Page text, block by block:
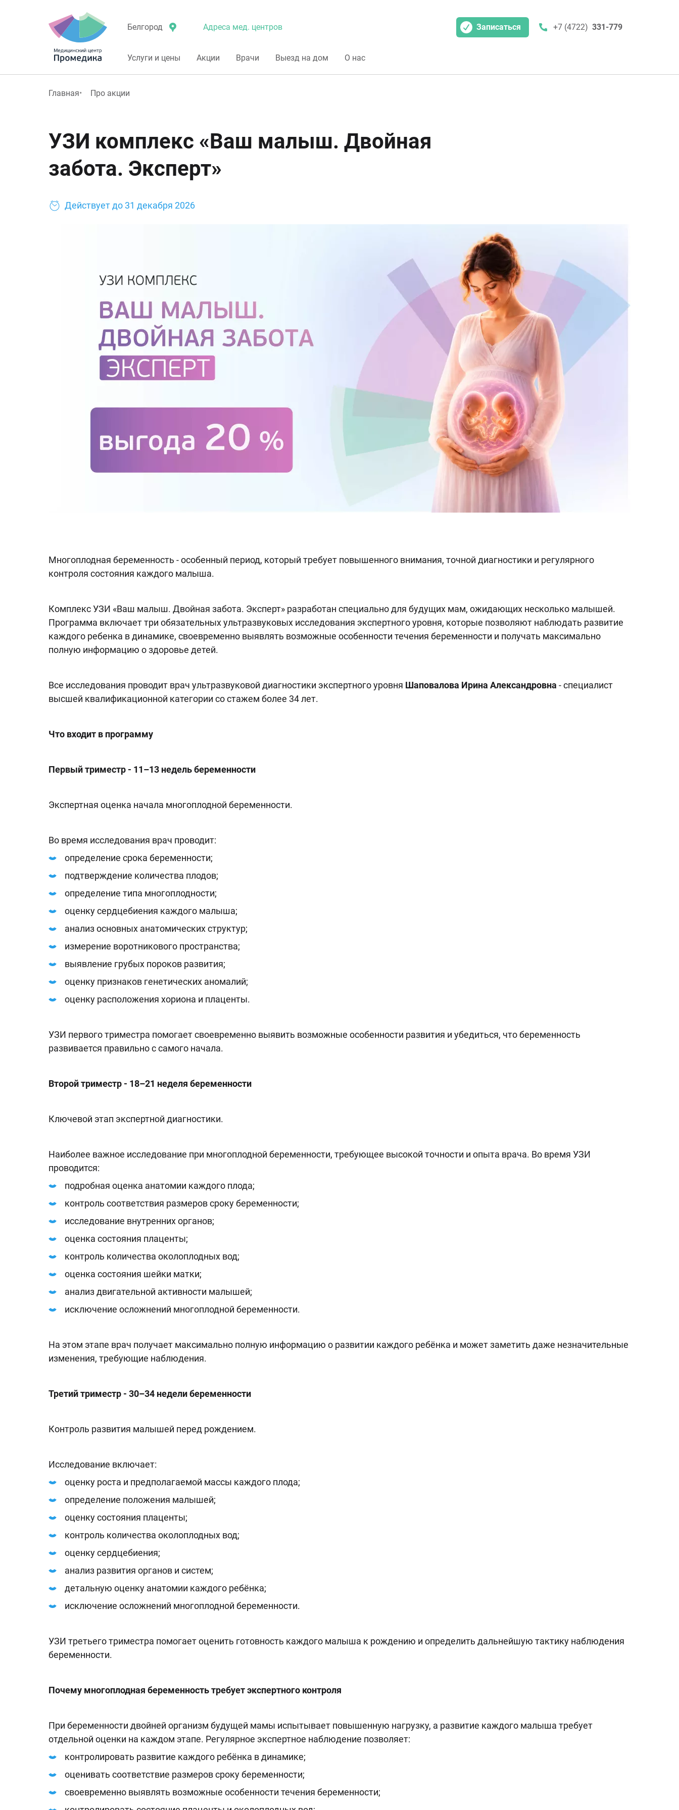
Белгород Адреса мед. центров Записаться +7 (4722) 331-779
Услуги и цены Акции Врачи Выезд на дом О нас
Главная Про акции
УЗИ комплекс «Ваш малыш. Двойная
забота. Эксперт»
Действует до 31 декабря 2026
Многоплодная беременность - особенный период, который требует повышенного внимания, точной диагностики и регулярного
контроля состояния каждого малыша.
Комплекс УЗИ «Ваш малыш. Двойная забота. Эксперт» разработан специально для будущих мам, ожидающих несколько малышей.
Программа включает три обязательных ультразвуковых исследования экспертного уровня, которые позволяют наблюдать развитие
каждого ребенка в динамике, своевременно выявлять возможные особенности течения беременности и получать максимально
полную информацию о здоровье детей.
Все исследования проводит врач ультразвуковой диагностики экспертного уровня Шаповалова Ирина Александровна - специалист
высшей квалификационной категории со стажем более 34 лет.
Что входит в программу
Первый триместр - 11–13 недель беременности
Экспертная оценка начала многоплодной беременности.
Во время исследования врач проводит:
определение срока беременности;
подтверждение количества плодов;
определение типа многоплодности;
оценку сердцебиения каждого малыша;
анализ основных анатомических структур;
измерение воротникового пространства;
выявление грубых пороков развития;
оценку признаков генетических аномалий;
оценку расположения хориона и плаценты.
УЗИ первого триместра помогает своевременно выявить возможные особенности развития и убедиться, что беременность
развивается правильно с самого начала.
Второй триместр - 18–21 неделя беременности
Ключевой этап экспертной диагностики.
Наиболее важное исследование при многоплодной беременности, требующее высокой точности и опыта врача. Во время УЗИ
проводится:
подробная оценка анатомии каждого плода;
контроль соответствия размеров сроку беременности;
исследование внутренних органов;
оценка состояния плаценты;
контроль количества околоплодных вод;
оценка состояния шейки матки;
анализ двигательной активности малышей;
исключение осложнений многоплодной беременности.
На этом этапе врач получает максимально полную информацию о развитии каждого ребёнка и может заметить даже незначительные
изменения, требующие наблюдения.
Третий триместр - 30–34 недели беременности
Контроль развития малышей перед рождением.
Исследование включает:
оценку роста и предполагаемой массы каждого плода;
определение положения малышей;
оценку состояния плаценты;
контроль количества околоплодных вод;
оценку сердцебиения;
анализ развития органов и систем;
детальную оценку анатомии каждого ребёнка;
исключение осложнений многоплодной беременности.
УЗИ третьего триместра помогает оценить готовность каждого малыша к рождению и определить дальнейшую тактику наблюдения
беременности.
Почему многоплодная беременность требует экспертного контроля
При беременности двойней организм будущей мамы испытывает повышенную нагрузку, а развитие каждого малыша требует
отдельной оценки на каждом этапе. Регулярное экспертное наблюдение позволяет:
контролировать развитие каждого ребёнка в динамике;
оценивать соответствие размеров сроку беременности;
своевременно выявлять возможные особенности течения беременности;